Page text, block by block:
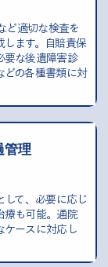
ど適切な検査を
します。自賠責保
要な後遺障害診
どの各種書類に対
管理
して、必要に応じ
療も可能。通院
ケースに対応し